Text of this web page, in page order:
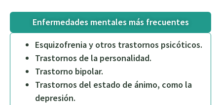
Enfermedades mentales más frecuentes
Esquizofrenia y otros trastornos psicóticos.
Trastornos de la personalidad.
Trastorno bipolar.
Trastornos del estado de ánimo, como la
depresión.